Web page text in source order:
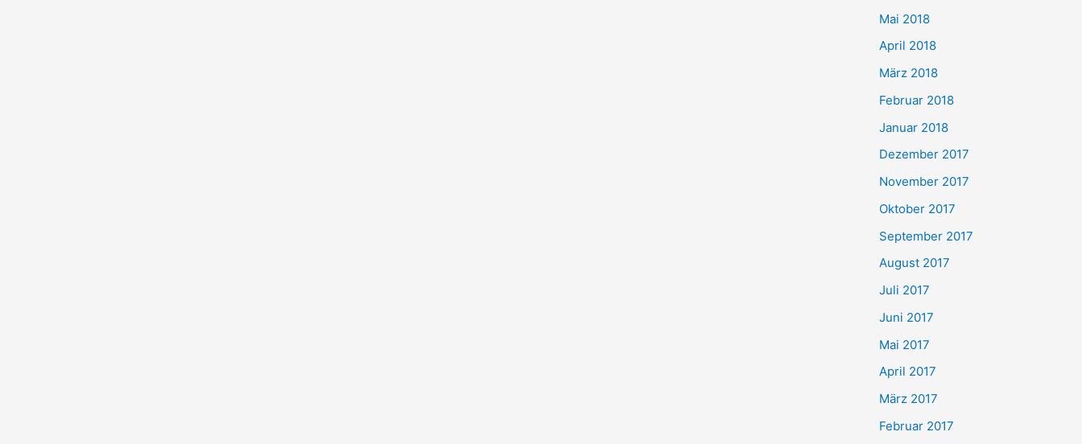
Mai 2018
April 2018
März 2018
Februar 2018
Januar 2018
Dezember 2017
November 2017
Oktober 2017
September 2017
August 2017
Juli 2017
Juni 2017
Mai 2017
April 2017
März 2017
Februar 2017